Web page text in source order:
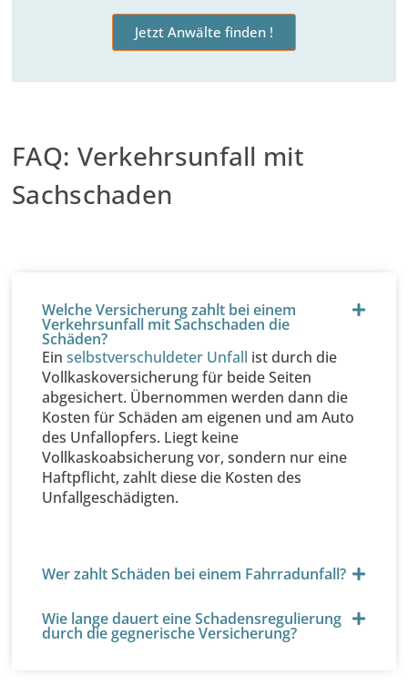
Jetzt Anwälte finden !
FAQ: Verkehrsunfall mit
Sachschaden
Welche Versicherung zahlt bei einem
Verkehrsunfall mit Sachschaden die
Schäden?
Ein selbstverschuldeter Unfall ist durch die
Vollkaskoversicherung für beide Seiten
abgesichert. Übernommen werden dann die
Kosten für Schäden am eigenen und am Auto
des Unfallopfers. Liegt keine
Vollkaskoabsicherung vor, sondern nur eine
Haftpflicht, zahlt diese die Kosten des
Unfallgeschädigten.
Wer zahlt Schäden bei einem Fahrradunfall?
Wie lange dauert eine Schadensregulierung
durch die gegnerische Versicherung?